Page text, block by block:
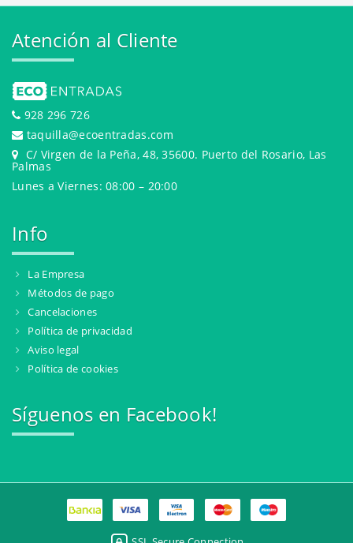
Atención al Cliente
928 296 726
taquilla@ecoentradas.com
C/ Virgen de la Peña, 48, 35600. Puerto del Rosario, Las
Palmas
Lunes a Viernes: 08:00 – 20:00
Info
La Empresa
Métodos de pago
Cancelaciones
Política de privacidad
Aviso legal
Política de cookies
Síguenos en Facebook!